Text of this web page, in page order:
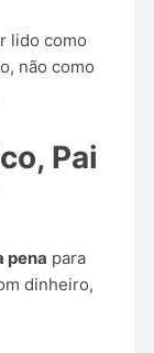
lido como
não como
Pai
pena para
dinheiro,